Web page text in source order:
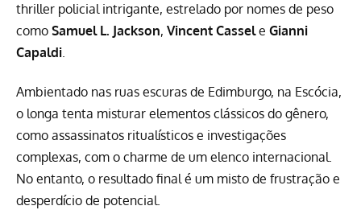
thriller policial intrigante, estrelado por nomes de peso
como Samuel L. Jackson, Vincent Cassele Gianni
Capaldi.
Ambientado nas ruas escuras de Edimburgo, na Escócia,
o longa tenta misturar elementos clássicos do gênero,
como assassinatos ritualísticos e investigações
complexas, com o charme de um elenco internacional.
No entanto, o resultado final é um misto de frustração e
desperdício de potencial.